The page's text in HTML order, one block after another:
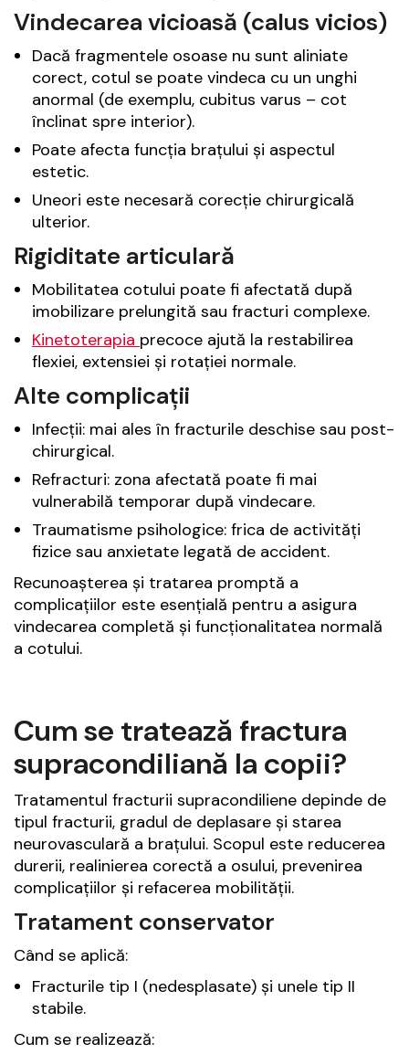
Vindecarea vicioasă (calus vicios)
Dacă fragmentele osoase nu sunt aliniate
corect, cotul se poate vindeca cu un unghi
anormal (de exemplu, cubitus varus – cot
înclinat spre interior).
Poate afecta funcția brațului și aspectul
estetic.
Uneori este necesară corecție chirurgicală
ulterior.
Rigiditate articulară
Mobilitatea cotului poate fi afectată după
imobilizare prelungită sau fracturi complexe.
Kinetoterapia precoce ajută la restabilirea
flexiei, extensiei și rotației normale.
Alte complicații
Infecții: mai ales în fracturile deschise sau post-
chirurgical.
Refracturi: zona afectată poate fi mai
vulnerabilă temporar după vindecare.
Traumatisme psihologice: frica de activități
fizice sau anxietate legată de accident.
Recunoașterea și tratarea promptă a
complicațiilor este esențială pentru a asigura
vindecarea completă și funcționalitatea normală
a cotului.
Cum se tratează fractura
supracondiliană la copii?
Tratamentul fracturii supracondiliene depinde de
tipul fracturii, gradul de deplasare și starea
neurovasculară a brațului. Scopul este reducerea
durerii, realinierea corectă a osului, prevenirea
complicațiilor și refacerea mobilității.
Tratament conservator
Când se aplică:
Fracturile tip I (nedesplasate) și unele tip II
stabile.
Cum se realizează: